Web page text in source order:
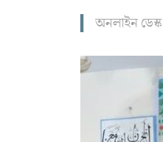
অনলাইন ডেস্ক